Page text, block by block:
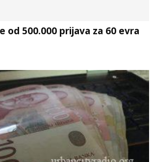
od 500.000 prijava za 60 evra